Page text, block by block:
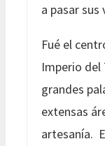
a pasar sus
Fué el
Imperio
grandes
extensas
artesanía.